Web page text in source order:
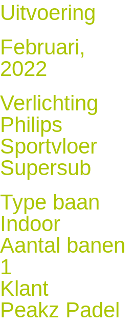
Uitvoering
Februari,
2022
Verlichting
Philips
Sportvloer
Supersub
Type baan
Indoor
Aantal banen
1
Klant
Peakz Padel